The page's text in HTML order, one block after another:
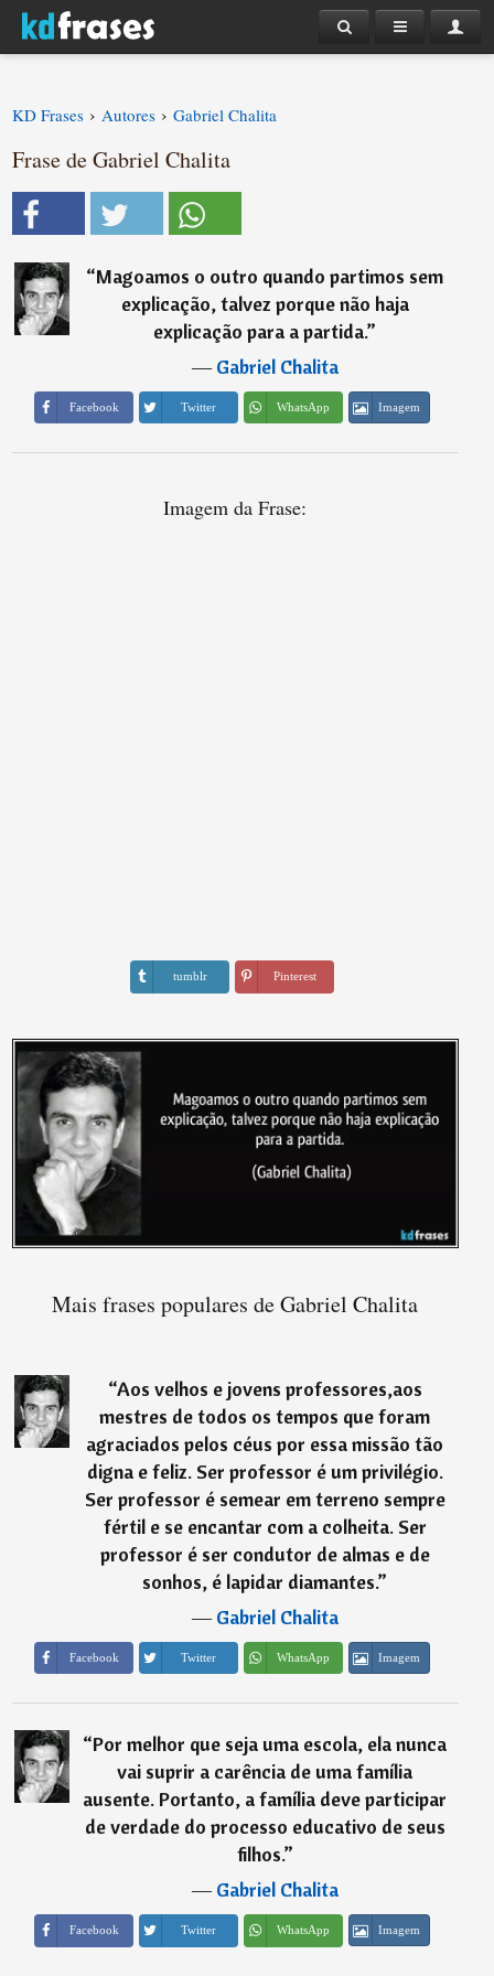
KD Frases › Autores › Gabriel Chalita
Frase de Gabriel Chalita
“Magoamos o outro quando partimos sem
explicação, talvez porque não haja
explicação para a partida.”
―Gabriel Chalita
Facebook Twitter WhatsApp Imagem
Imagem da Frase:
tumblr Pinterest
Mais frases populares de Gabriel Chalita
“Aos velhos e jovens professores,aos
mestres de todos os tempos que foram
agraciados pelos céus por essa missão tão
digna e feliz. Ser professor é um privilégio.
Ser professor é semear em terreno sempre
fértil e se encantar com a colheita. Ser
professor é ser condutor de almas e de
sonhos, é lapidar diamantes.”
―Gabriel Chalita
Facebook Twitter WhatsApp Imagem
“Por melhor que seja uma escola, ela nunca
vai suprir a carência de uma família
ausente. Portanto, a família deve participar
de verdade do processo educativo de seus
filhos.”
―Gabriel Chalita
Facebook Twitter WhatsApp Imagem